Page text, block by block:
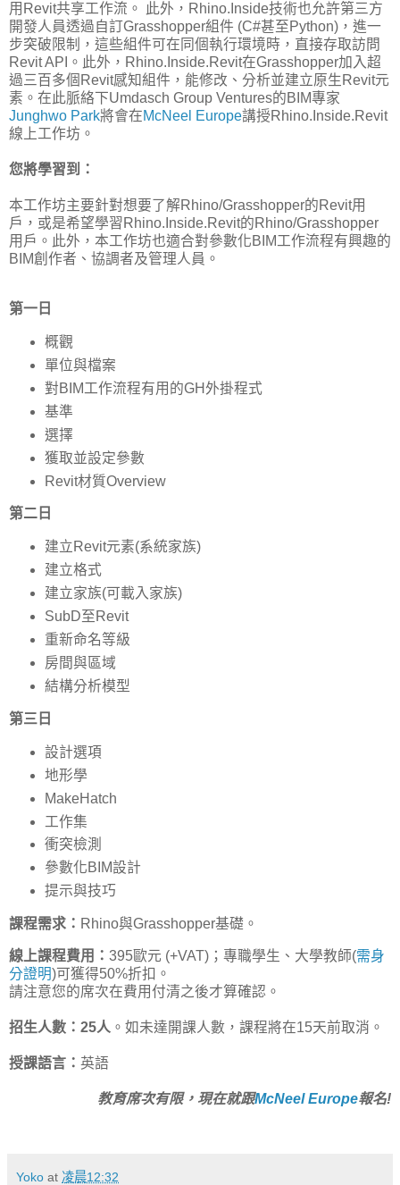
用Revit共享工作流。 此外，Rhino.Inside技術也允許第三方
開發人員透過自訂Grasshopper組件 (C#甚至Python)，進一
步突破限制，這些組件可在同個執行環境時，直接存取訪問
Revit API。此外，Rhino.Inside.Revit在Grasshopper加入超
過三百多個Revit感知組件，能修改、分析並建立原生Revit元
素。在此脈絡下Umdasch Group Ventures的BIM專家
Junghwo Park將會在McNeel Europe講授Rhino.Inside.Revit
線上工作坊。
您將學習到：
本工作坊主要針對想要了解Rhino/Grasshopper的Revit用
戶，或是希望學習Rhino.Inside.Revit的Rhino/Grasshopper
用戶。此外，本工作坊也適合對參數化BIM工作流程有興趣的
BIM創作者、協調者及管理人員。
第一日
概觀
單位與檔案
對BIM工作流程有用的GH外掛程式
基準
選擇
獲取並設定參數
Revit材質Overview
第二日
建立Revit元素(系統家族)
建立格式
建立家族(可載入家族)
SubD至Revit
重新命名等級
房間與區域
結構分析模型
第三日
設計選項
地形學
MakeHatch
工作集
衝突檢測
參數化BIM設計
提示與技巧
課程需求： Rhino與Grasshopper基礎。
線上課程費用： 395歐元 (+VAT)；專職學生、大學教師(需身
分證明)可獲得50%折扣。
請注意您的席次在費用付清之後才算確認。
招生人數：25人 。如未達開課人數，課程將在15天前取消。
授課語言： 英語
教育席次有限，現在就跟McNeel Europe報名!
Yoko at 凌晨12:32